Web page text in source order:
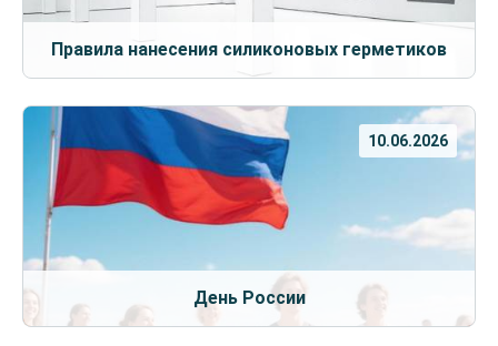
Правила нанесения силиконовых герметиков
10.06.2026
День России